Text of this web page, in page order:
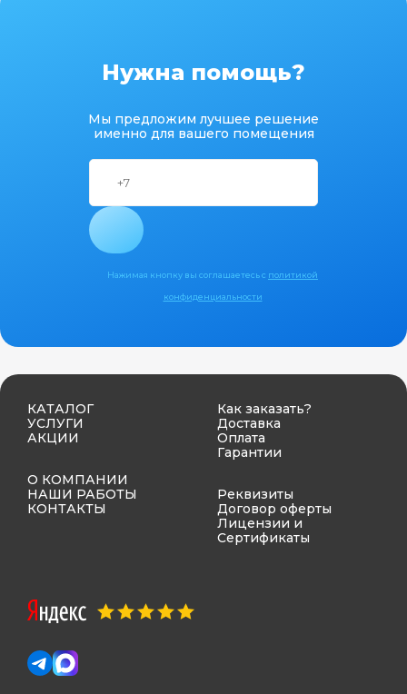
Нужна помощь?
Мы предложим лучшее решение
именно для вашего помещения
Нажимая кнопку вы соглашаетесь с политикой
конфиденциальности
КАТАЛОГ
УСЛУГИ
АКЦИИ
О КОМПАНИИ
НАШИ РАБОТЫ
КОНТАКТЫ
Как заказать?
Доставка
Оплата
Гарантии
Реквизиты
Договор оферты
Лицензии и
Сертификаты